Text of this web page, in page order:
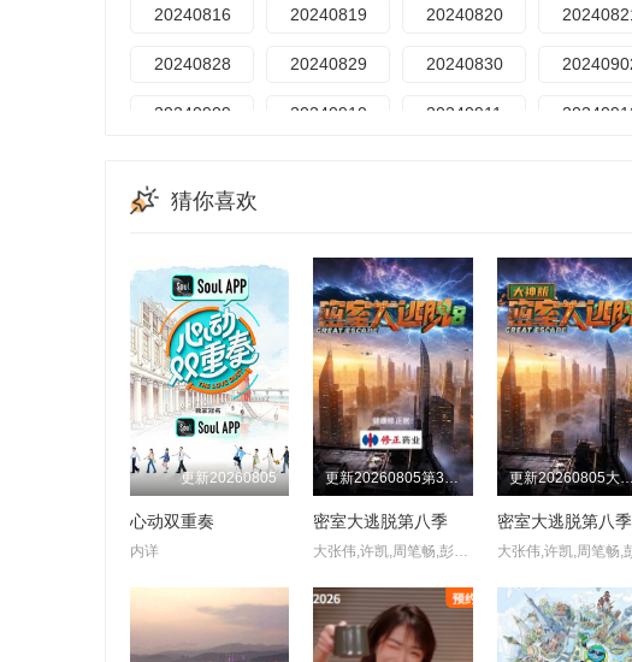
20250630
20250723 20250724 20250725
20250811 20250812 20250813
20250902 20250908 20250912
20250924 20250925 20250929
20251014 20251015 20251017
20251028 20251029 20251030
20251107 20251111 20251112
20251120 20251121 20251124
20240816 20240819 20240820
20240828 20240829 20240830
20240909 20240910 20240911
20241024
20241107 20241108
20241118 20241119 20241120
20241130 20241202 20241203
20241213 20241216 20241217
20241226 20241230 20241231
20250310 20250314 20250317
20250331 20250407 20250411
20250509 20250516 20250519
猜你喜欢
更新20260805
心动双重奏
内详
更新20260805第3期：公馆离情Ⅰ上
密室大逃脱第八季
大张伟,许凯,周笔畅,彭昱畅,张真源,陈哲远
更新20260805大神版第3期：密